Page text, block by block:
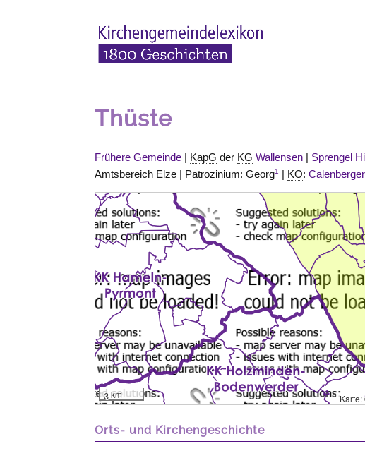
Thüste
Frühere Gemeinde | KapG der KG Wallensen | Sprengel
Amtsbereich Elze | Patrozinium: Georg1 | KO:
3 km
Orts- und Kirchengeschichte